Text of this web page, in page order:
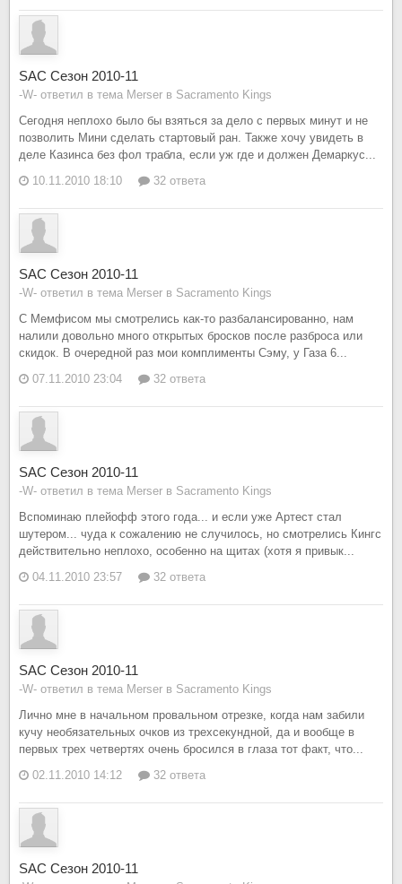
SAC Сезон 2010-11
-W- ответил в тема Merser в Sacramento Kings
Сегодня неплохо было бы взяться за дело с первых минут и не
позволить Мини сделать стартовый ран. Также хочу увидеть в
деле Казинса без фол трабла, если уж где и должен Демаркус...
10.11.2010 18:10
32 ответа
SAC Сезон 2010-11
-W- ответил в тема Merser в Sacramento Kings
С Мемфисом мы смотрелись как-то разбалансированно, нам
налили довольно много открытых бросков после разброса или
скидок. В очередной раз мои комплименты Сэму, у Газа 6...
07.11.2010 23:04
32 ответа
SAC Сезон 2010-11
-W- ответил в тема Merser в Sacramento Kings
Вспоминаю плейофф этого года... и если уже Артест стал
шутером... чуда к сожалению не случилось, но смотрелись Кингс
действительно неплохо, особенно на щитах (хотя я привык...
04.11.2010 23:57
32 ответа
SAC Сезон 2010-11
-W- ответил в тема Merser в Sacramento Kings
Лично мне в начальном провальном отрезке, когда нам забили
кучу необязательных очков из трехсекундной, да и вообще в
первых трех четвертях очень бросился в глаза тот факт, что...
02.11.2010 14:12
32 ответа
SAC Сезон 2010-11